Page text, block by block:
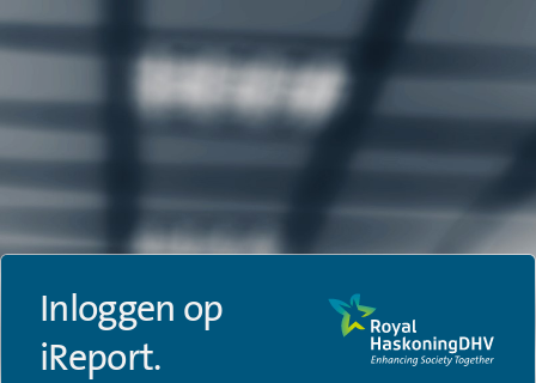
Inloggen op
iReport.